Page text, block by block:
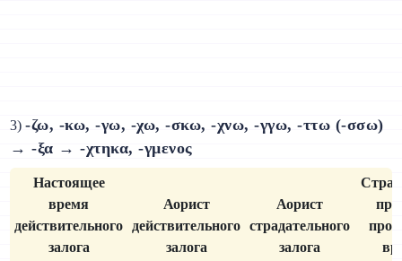
3)-ζω, -κω, -γω, -χω, -σκω, -χνω, -γγω, -ττω (-σσω)
→ -ξα → -χτηκα, -γμενος
Настоящее
время
действительного
залога
Аорист
действительного
залога
Аорист
страдательного
залога